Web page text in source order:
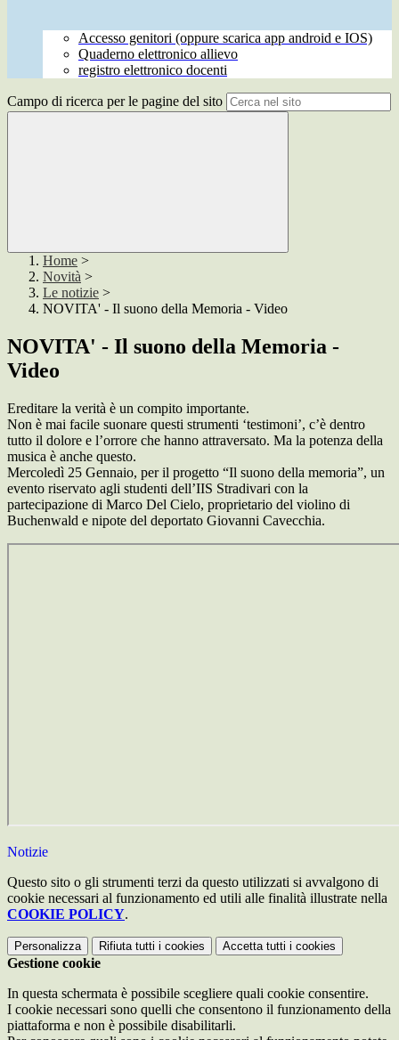
Accesso genitori (oppure scarica app android e IOS)
Quaderno elettronico allievo
registro elettronico docenti
Campo di ricerca per le pagine del sito
Home >
Novità >
Le notizie >
NOVITA' - Il suono della Memoria - Video
NOVITA' - Il suono della Memoria -
Video
Ereditare la verità è un compito importante.
Non è mai facile suonare questi strumenti ‘testimoni’, c’è dentro
tutto il dolore e l’orrore che hanno attraversato. Ma la potenza della
musica è anche questo.
Mercoledì 25 Gennaio, per il progetto “Il suono della memoria”, un
evento riservato agli studenti dell’IIS Stradivari con la
partecipazione di Marco Del Cielo, proprietario del violino di
Buchenwald e nipote del deportato Giovanni Cavecchia.
Notizie
Questo sito o gli strumenti terzi da questo utilizzati si avvalgono di
cookie necessari al funzionamento ed utili alle finalità illustrate nella
COOKIE POLICY.
Personalizza Rifiuta tutti i cookies Accetta tutti i cookies
Gestione cookie
In questa schermata è possibile scegliere quali cookie consentire.
I cookie necessari sono quelli che consentono il funzionamento della
piattaforma e non è possibile disabilitarli.